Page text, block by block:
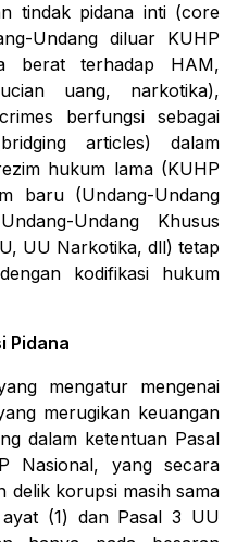
tindak pidana inti (core
Undang diluar KUHP
berat terhadap HAM,
uang, narkotika),
berfungsi sebagai
bridging articles) dalam
hukum lama (KUHP
baru (Undang-Undang
Undang Khusus
UU Narkotika, dll) tetap
kodifikasi hukum
Pidana
mengatur mengenai
merugikan keuangan
dalam ketentuan Pasal
Nasional, yang secara
delik korupsi masih sama
(1) dan Pasal 3 UU